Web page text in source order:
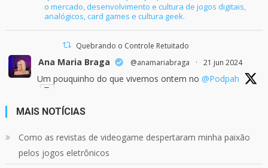
o mercado, desenvolvimento e cultura de jogos digitais,
analógicos, card games e cultura geek.
Quebrando o Controle Retuitado
Ana Maria Braga @anamariabraga · 21 jun 2024
Um pouquinho do que vivemos ontem no @Podpah
Quebrando o Controle
MAIS NOTÍCIAS
Como as revistas de videogame despertaram minha paixão
pelos jogos eletrônicos